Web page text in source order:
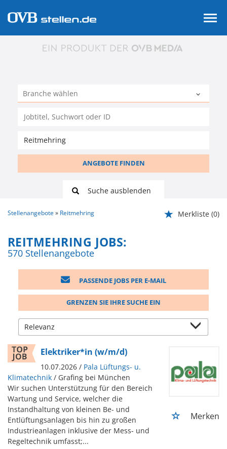
ANGEBOTE FINDEN
Suche ausblenden
Stellenangebote Reitmehring Merkliste (0)
REITMEHRING JOBS:
570 Stellenangebote
PASSENDE JOBS PER E-MAIL
GRENZEN SIE IHRE SUCHE EIN
Elektriker*in (w/m/d)
10.07.2026 / Pala Lüftungs- u.
Klimatechnik / Grafing bei München
Wir suchen Unterstützung für den Bereich
Wartung und Service, welcher die
Instandhaltung von kleinen Be- und
Entlüftungsanlagen bis hin zu großen
Industrieanlagen inklusive der Mess- und
Regeltechnik umfasst;...
Merken